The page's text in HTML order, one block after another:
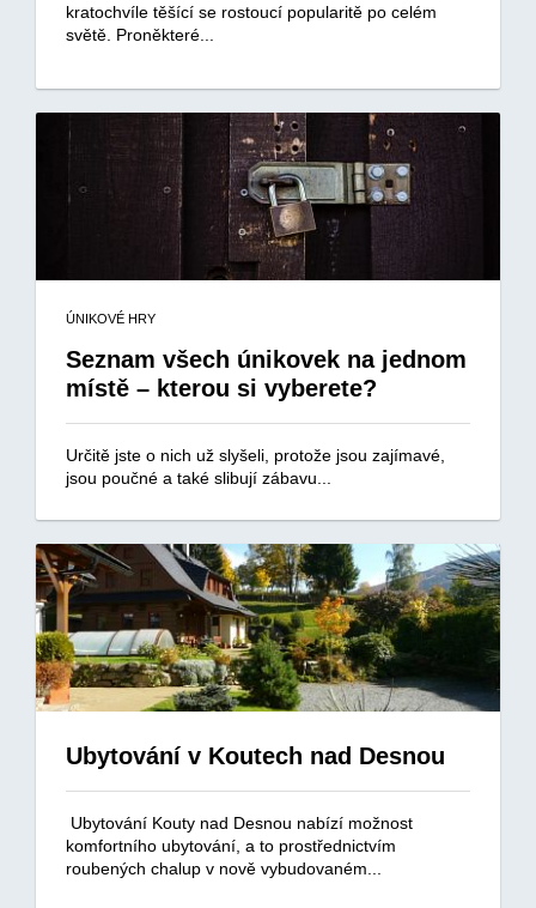
kratochvíle těšící se rostoucí popularitě po celém
světě. Proněkteré...
ÚNIKOVÉ HRY
Seznam všech únikovek na jednom
místě – kterou si vyberete?
Určitě jste o nich už slyšeli, protože jsou zajímavé,
jsou poučné a také slibují zábavu...
Ubytování v Koutech nad Desnou
Ubytování Kouty nad Desnou nabízí možnost
komfortního ubytování, a to prostřednictvím
roubených chalup v nově vybudovaném...